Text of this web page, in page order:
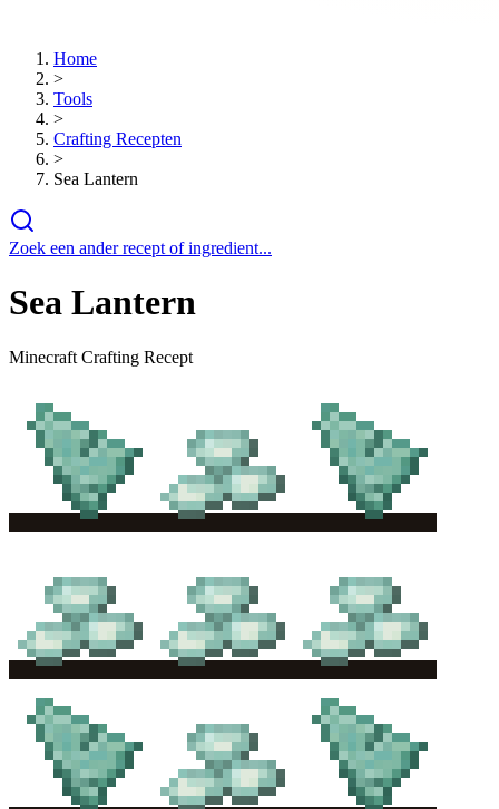
Home
>
Tools
>
Crafting Recepten
>
Sea Lantern
Zoek een ander recept of ingredient...
Sea Lantern
Minecraft Crafting Recept